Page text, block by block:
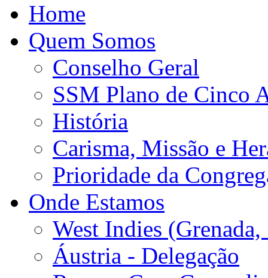
Home
Quem Somos
Conselho Geral
SSM Plano de Cinco
História
Carisma, Missão e
Prioridade da
Onde Estamos
West Indies
Áustria - Delegação